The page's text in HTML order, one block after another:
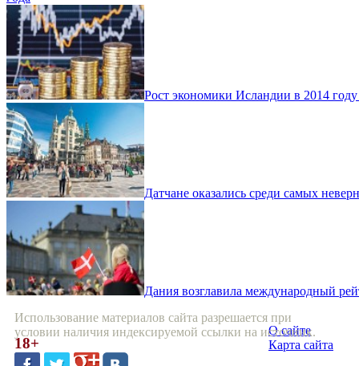
Рост экономики Исландии в 2014 году
Датчане оказались среди самых
Дания возглавила международный
Использование материалов сайта разрешается при
условии наличия индексируемой ссылки на источник.
18+
О сайте
Карта сайта